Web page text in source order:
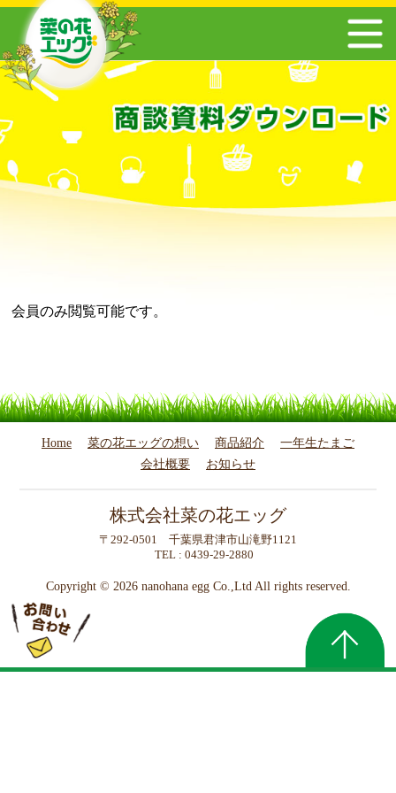
会員のみ閲覧可能です。
Home 菜の花エッグの想い 商品紹介
一年生たまご
会社概要
お知らせ
株式会社菜の花エッグ
〒292-0501 千葉県君津市山滝野1121
TEL : 0439-29-2880
Copyright © 2026 nanohana egg Co.,Ltd All rights reserved.